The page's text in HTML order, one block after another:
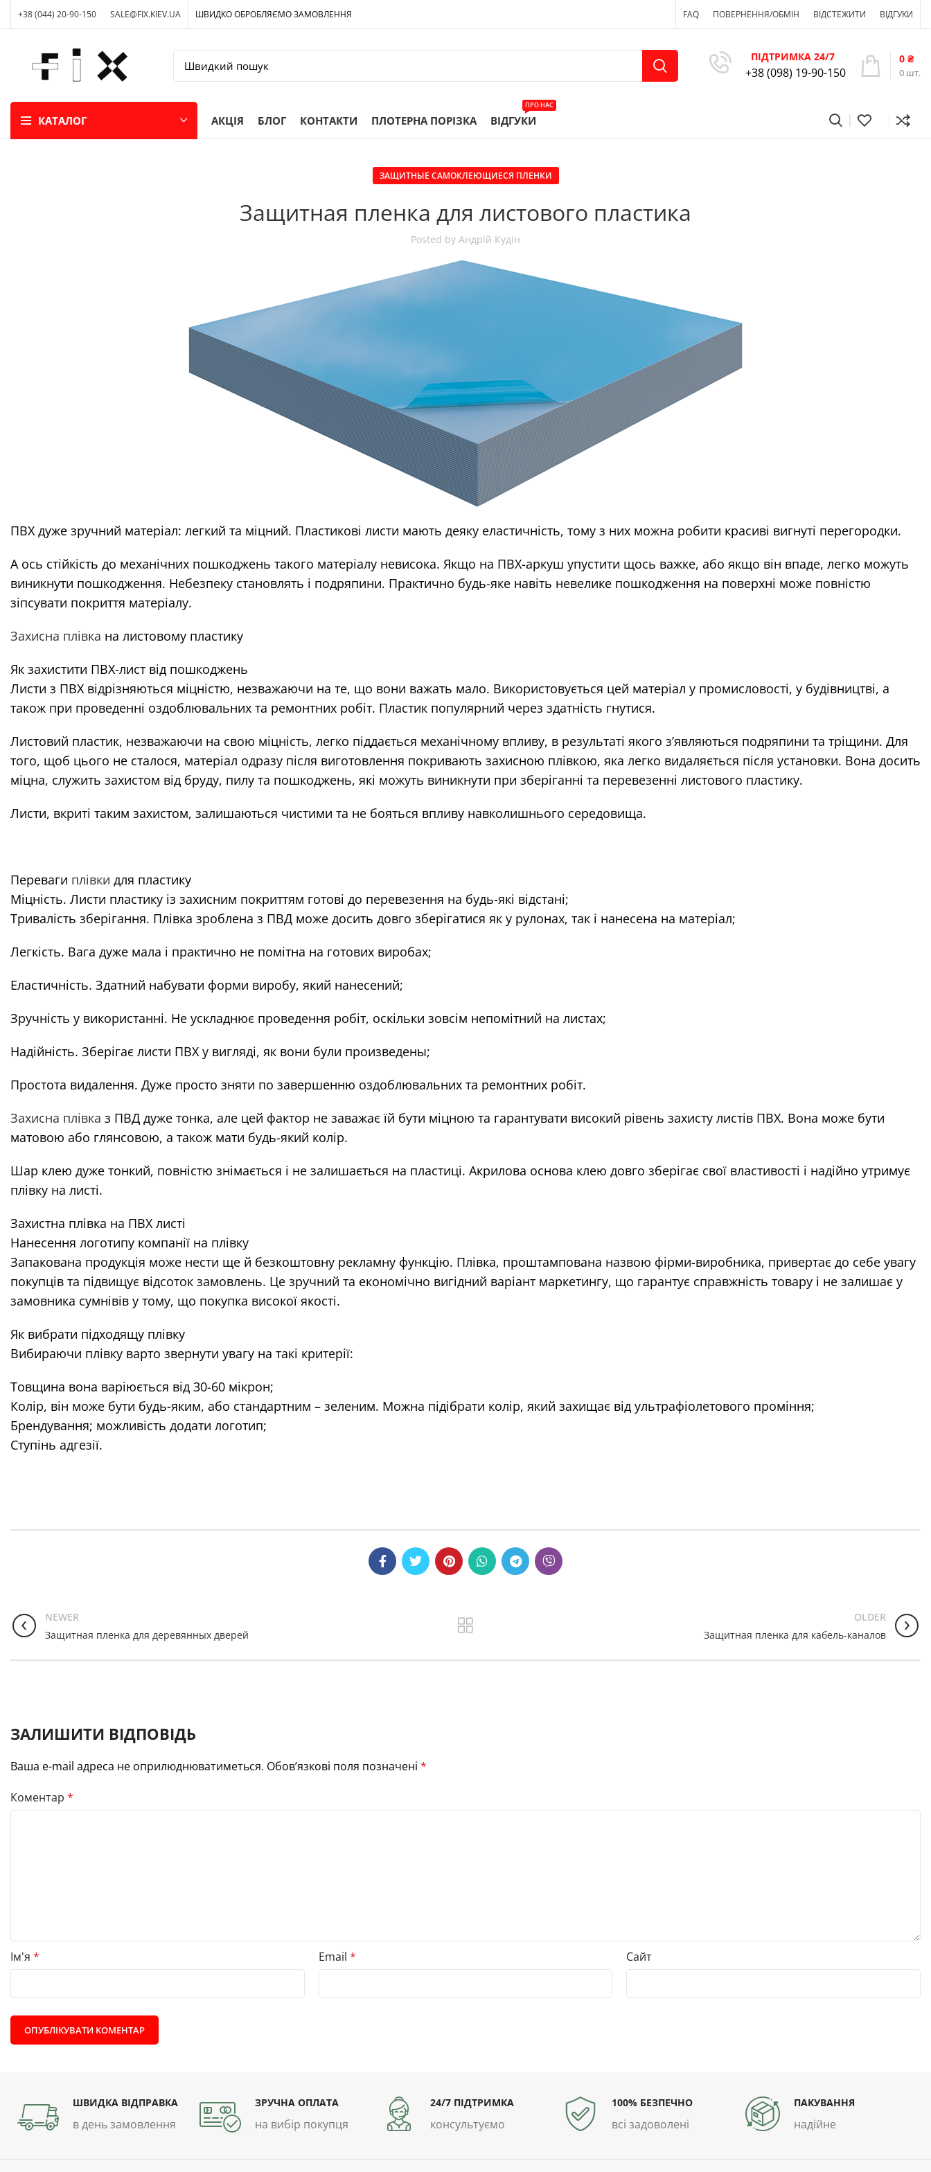
+38 (044) 20-90-150 SALE@FIX.KIEV.UA ШВИДКО ОБРОБЛЯЄМО ЗАМОВЛЕННЯ FAQ ПОВЕРНЕННЯ/ОБМІН ВІДСТЕЖИТИ ВІДГУКИ
ПІДТРИМКА 24/7
+38 (098) 19-90-150 0 шт.
0 ₴
КАТАЛОГ АКЦІЯ БЛОГ КОНТАКТИ ПЛОТЕРНА ПОРІЗКА ВІДГУКИ
ПРО НАС
ЗАЩИТНЫЕ САМОКЛЕЮЩИЕСЯ ПЛЕНКИ
Защитная пленка для листового пластика
Posted by Андрій Кудін
ПВХ дуже зручний матеріал: легкий та міцний. Пластикові листи мають деяку еластичність, тому з них можна робити красиві вигнуті перегородки.
А ось стійкість до механічних пошкоджень такого матеріалу невисока. Якщо на ПВХ-аркуш упустити щось важке, або якщо він впаде, легко можуть
виникнути пошкодження. Небезпеку становлять і подряпини. Практично будь-яке навіть невелике пошкодження на поверхні може повністю
зіпсувати покриття матеріалу.
Захисна плівка на листовому пластику
Як захистити ПВХ-лист від пошкоджень
Листи з ПВХ відрізняються міцністю, незважаючи на те, що вони важать мало. Використовується цей матеріал у промисловості, у будівництві, а
також при проведенні оздоблювальних та ремонтних робіт. Пластик популярний через здатність гнутися.
Листовий пластик, незважаючи на свою міцність, легко піддається механічному впливу, в результаті якого з’являються подряпини та тріщини. Для
того, щоб цього не сталося, матеріал одразу після виготовлення покривають захисною плівкою, яка легко видаляється після установки. Вона досить
міцна, служить захистом від бруду, пилу та пошкоджень, які можуть виникнути при зберіганні та перевезенні листового пластику.
Листи, вкриті таким захистом, залишаються чистими та не бояться впливу навколишнього середовища.
Переваги плівки для пластику
Міцність. Листи пластику із захисним покриттям готові до перевезення на будь-які відстані;
Тривалість зберігання. Плівка зроблена з ПВД може досить довго зберігатися як у рулонах, так і нанесена на матеріал;
Легкість. Вага дуже мала і практично не помітна на готових виробах;
Еластичність. Здатний набувати форми виробу, який нанесений;
Зручність у використанні. Не ускладнює проведення робіт, оскільки зовсім непомітний на листах;
Надійність. Зберігає листи ПВХ у вигляді, як вони були произведены;
Простота видалення. Дуже просто зняти по завершенню оздоблювальних та ремонтних робіт.
Захисна плівка з ПВД дуже тонка, але цей фактор не заважає їй бути міцною та гарантувати високий рівень захисту листів ПВХ. Вона може бути
матовою або глянсовою, а також мати будь-який колір.
Шар клею дуже тонкий, повністю знімається і не залишається на пластиці. Акрилова основа клею довго зберігає свої властивості і надійно утримує
плівку на листі.
Захистна плівка на ПВХ листі
Нанесення логотипу компанії на плівку
Запакована продукція може нести ще й безкоштовну рекламну функцію. Плівка, проштампована назвою фірми-виробника, привертає до себе увагу
покупців та підвищує відсоток замовлень. Це зручний та економічно вигідний варіант маркетингу, що гарантує справжність товару і не залишає у
замовника сумнівів у тому, що покупка високої якості.
Як вибрати підходящу плівку
Вибираючи плівку варто звернути увагу на такі критерії:
Товщина вона варіюється від 30-60 мікрон;
Колір, він може бути будь-яким, або стандартним – зеленим. Можна підібрати колір, який захищає від ультрафіолетового проміння;
Брендування; можливість додати логотип;
Ступінь адгезії.
NEWER
Защитная пленка для деревянных дверей
OLDER
Защитная пленка для кабель-каналов
ЗАЛИШИТИ ВІДПОВІДЬ
Ваша e-mail адреса не оприлюднюватиметься. Обов’язкові поля позначені *
Коментар *
Ім'я * Email * Сайт
ШВИДКА ВІДПРАВКА
в день замовлення
ЗРУЧНА ОПЛАТА
на вибір покупця
24/7 ПІДТРИМКА
консультуємо
100% БЕЗПЕЧНО
всі задоволені
ПАКУВАННЯ
надійне